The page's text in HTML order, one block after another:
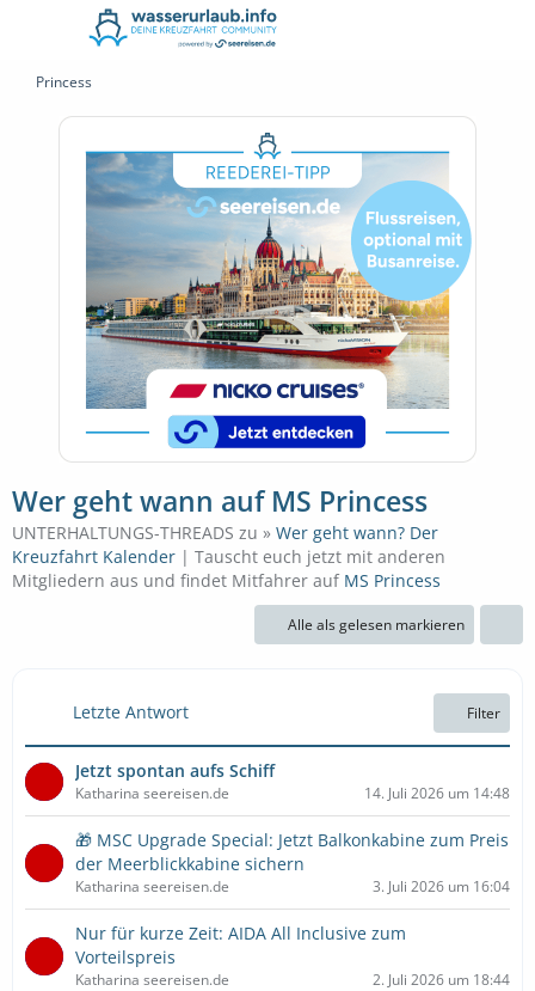
Princess
Wer geht wann auf MS Princess
UNTERHALTUNGS-THREADS zu » Wer geht wann? Der
Kreuzfahrt Kalender | Tauscht euch jetzt mit anderen
Mitgliedern aus und findet Mitfahrer auf MS Princess
Alle als gelesen markieren
Letzte Antwort Filter
Jetzt spontan aufs Schiff
Katharina seereisen.de 14. Juli 2026 um 14:48
🎁 MSC Upgrade Special: Jetzt Balkonkabine zum Preis
der Meerblickkabine sichern
Katharina seereisen.de 3. Juli 2026 um 16:04
Nur für kurze Zeit: AIDA All Inclusive zum
Vorteilspreis
Katharina seereisen.de 2. Juli 2026 um 18:44